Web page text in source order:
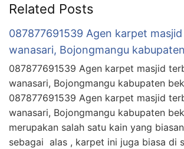
Related Posts
087877691539 Agen karpet
wanasari, Bojongmangu
087877691539 Agen karpet masjid
wanasari, Bojongmangu kabupaten
087877691539 Agen karpet masjid
wanasari, Bojongmangu kabupaten
merupakan salah satu kain yang
sebagai alas , karpet ini juga biasa di